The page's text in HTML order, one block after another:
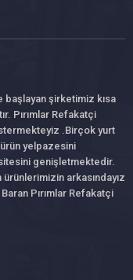
başlayan şirketimiz kısa
Pırımlar Refakatçi
.Birçok yurt
ürün yelpazesini
genişletmektedir.
arkasındayız
Pırımlar Refakatçi